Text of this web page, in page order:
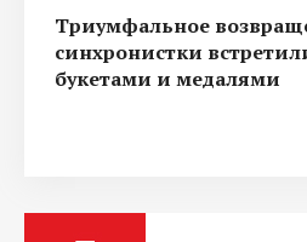
Триумфальное
синхронистки
букетами и медалями